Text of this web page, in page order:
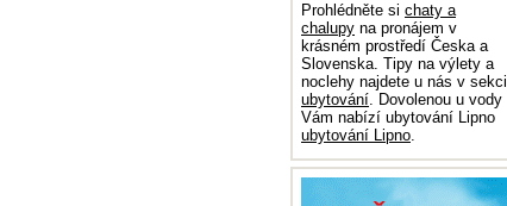
Prohlédněte si chaty a
chalupy na pronájem v
krásném prostředí Česka a
Slovenska. Tipy na výlety a
noclehy najdete u nás v sekci
ubytování. Dovolenou u vody
Vám nabízí ubytování Lipno
ubytování Lipno.